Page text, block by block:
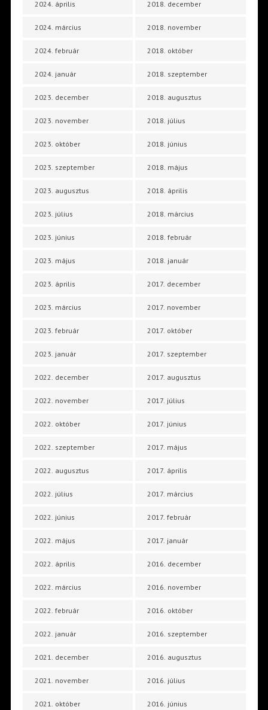
2024. április
2024. március
2024. február
2024. január
2023. december
2023. november
2023. október
2023. szeptember
2023. augusztus
2023. július
2023. június
2023. május
2023. április
2023. március
2023. február
2023. január
2022. december
2022. november
2022. október
2022. szeptember
2022. augusztus
2022. július
2022. június
2022. május
2022. április
2022. március
2022. február
2022. január
2021. december
2021. november
2021. október
2018. december
2018. november
2018. október
2018. szeptember
2018. augusztus
2018. július
2018. június
2018. május
2018. április
2018. március
2018. február
2018. január
2017. december
2017. november
2017. október
2017. szeptember
2017. augusztus
2017. július
2017. június
2017. május
2017. április
2017. március
2017. február
2017. január
2016. december
2016. november
2016. október
2016. szeptember
2016. augusztus
2016. július
2016. június